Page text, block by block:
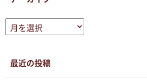
ー
ブ
最近の投稿